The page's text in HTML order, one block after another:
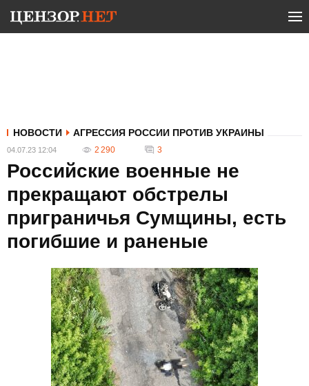
НОВОСТИ АГРЕССИЯ РОССИИ ПРОТИВ УКРАИНЫ
04.07.23 12:04 2 290 3
Российские военные не
прекращают обстрелы
приграничья Сумщины, есть
погибшие и раненые